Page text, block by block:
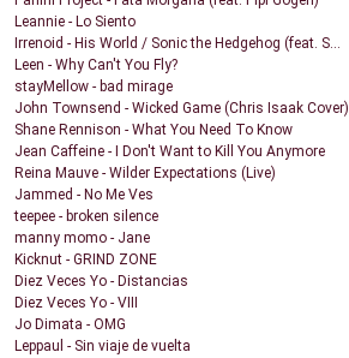
Leannie - Lo Siento
Irrenoid - His World / Sonic the Hedgehog (feat. S...
Leen - Why Can't You Fly?
stayMellow - bad mirage
John Townsend - Wicked Game (Chris Isaak Cover)
Shane Rennison - What You Need To Know
Jean Caffeine - I Don't Want to Kill You Anymore
Reina Mauve - Wilder Expectations (Live)
Jammed - No Me Ves
teepee - broken silence
manny momo - Jane
Kicknut - GRIND ZONE
Diez Veces Yo - Distancias
Diez Veces Yo - VIII
Jo Dimata - OMG
Leppaul - Sin viaje de vuelta